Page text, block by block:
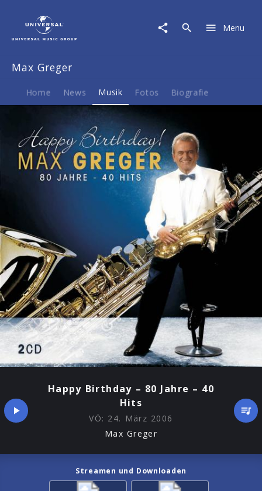
Musik
Happy
80
Menu
Max Greger
Home News Musik Fotos Biografie
Happy Birthday – 80 Jahre – 40
Hits
VÖ: 24. März 2006
Max Greger
Streamen und Downloaden